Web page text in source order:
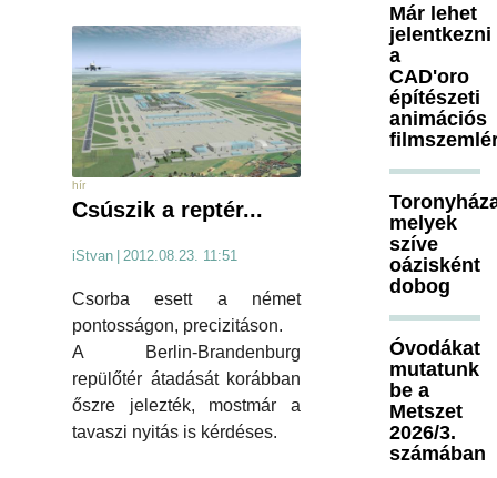
hír
Csúszik a reptér...
iStvan 2012.08.23. 11:51
Csorba esett a német
pontosságon, precizitáson.
A Berlin-Brandenburg
repülőtér átadását korábban
őszre jelezték, mostmár a
tavaszi nyitás is kérdéses.
Már lehet
jelentkezni
a
CAD'oro
építészeti
animációs
melyek
szíve
oázisként
dobog
Óvodákat
mutatunk
be a
Metszet
2026/3.
számában